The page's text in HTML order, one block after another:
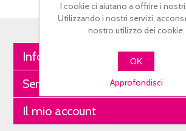
Informazioni
Servizio Clienti
Il mio account
I cookie ci aiutano a offrire i
Utilizzando i nostri servizi,
nostro utilizzo dei cookie.
OK
Approfondisci